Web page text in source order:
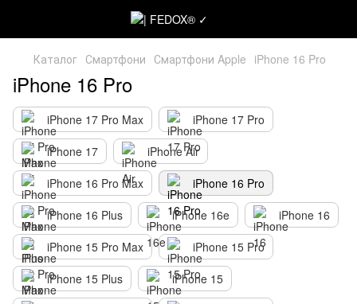
Каталог Смартфони Смартфони Apple iPhone 16 Pro
iPhone 16 Pro
iPhone 17 Pro Max
iPhone 17 Pro
iPhone 17
iPhone Air
iPhone 16 Pro Max
iPhone 16 Pro
iPhone 16 Plus
iPhone 16e
iPhone 16
iPhone 15 Pro Max
iPhone 15 Pro
iPhone 15 Plus
iPhone 15